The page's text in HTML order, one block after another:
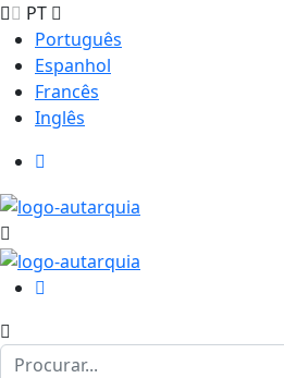
PT
Português
Espanhol
Francês
Inglês